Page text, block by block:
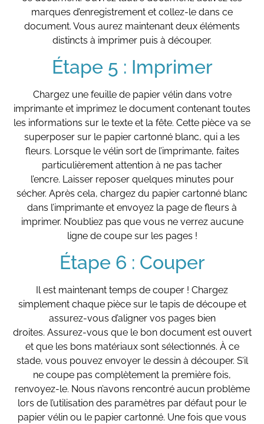
marques d’enregistrement et collez-le dans ce
document. Vous aurez maintenant deux éléments
distincts à imprimer puis à découper.
Étape 5 : Imprimer
Chargez une feuille de papier vélin dans votre
imprimante et imprimez le document contenant toutes
les informations sur le texte et la fête. Cette pièce va se
superposer sur le papier cartonné blanc, qui a les
fleurs. Lorsque le vélin sort de l’imprimante, faites
particulièrement attention à ne pas tacher
l’encre. Laisser reposer quelques minutes pour
sécher. Après cela, chargez du papier cartonné blanc
dans l’imprimante et envoyez la page de fleurs à
imprimer. N’oubliez pas que vous ne verrez aucune
ligne de coupe sur les pages !
Étape 6 : Couper
Il est maintenant temps de couper ! Chargez
simplement chaque pièce sur le tapis de découpe et
assurez-vous d’aligner vos pages bien
droites. Assurez-vous que le bon document est ouvert
et que les bons matériaux sont sélectionnés. À ce
stade, vous pouvez envoyer le dessin à découper. S’il
ne coupe pas complètement la première fois,
renvoyez-le. Nous n’avons rencontré aucun problème
lors de l’utilisation des paramètres par défaut pour le
papier vélin ou le papier cartonné. Une fois que vous